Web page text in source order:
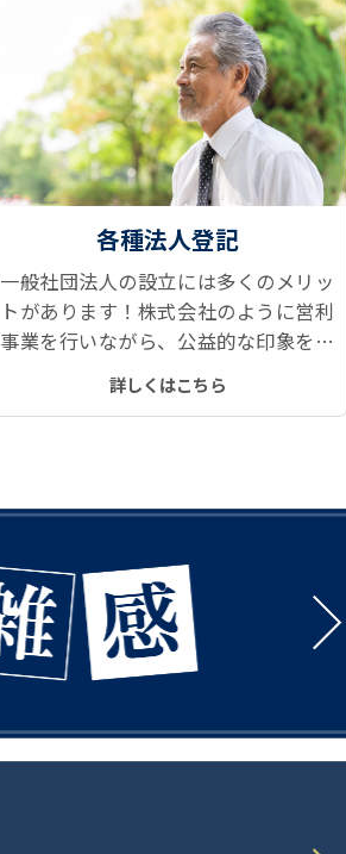
各種法人登記
一般社団法人の設立には多くのメリッ
トがあります！株式会社のように営利
事業を行いながら、公益的な印象を持
たせられるブランド力と信用力、設立
費用の安さもアピールポイントの一つ
詳しくはこちら